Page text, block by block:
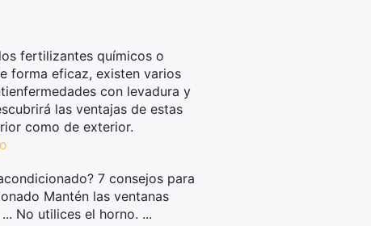
fertilizantes químicos o
forma eficaz, existen varios
con levadura y
las ventajas de estas
como de exterior.
7 consejos para
Mantén las ventanas
No utilices el horno. ...